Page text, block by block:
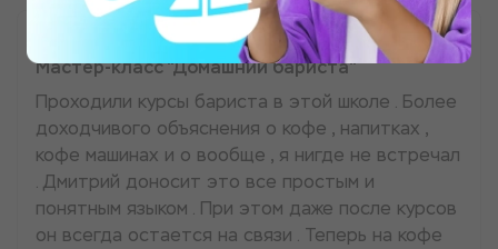
Мастер-класс "Домашний бариста"
Проходили курсы бариста в этой школе . Более
доходчивого объяснения о кофе , напитках ,
кофе машинах и о вообще , я нигде не встречал
. Дмитрий доносит это все простым и
понятным языком . При этом даже после курсов
он всегда остается на связи . Теперь на кофе